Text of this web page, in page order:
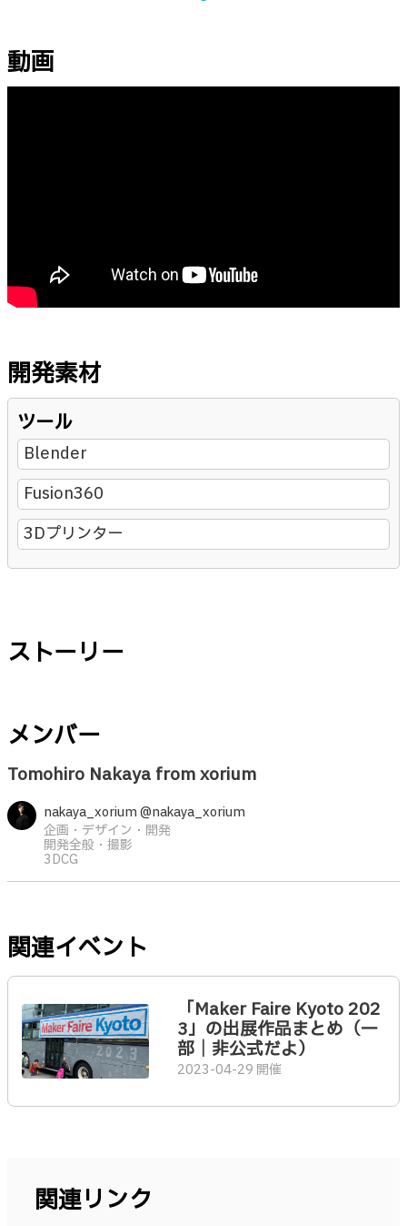
動画
開発素材
ツール
Blender
Fusion360
3Dプリンター
ストーリー
メンバー
Tomohiro Nakaya from xorium
nakaya_xorium @nakaya_xorium
企画・デザイン・開発
開発全般・撮影
3DCG
関連イベント
「Maker Faire Kyoto 202
3」の出展作品まとめ（一
部｜非公式だよ）
2023-04-29 開催
関連リンク